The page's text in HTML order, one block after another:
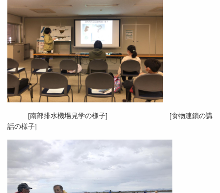
[南部排水機場見学の様子] [食物連鎖の講
話の様子]